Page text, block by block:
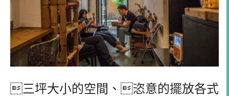
三坪大小的空間、恣意的擺放各式